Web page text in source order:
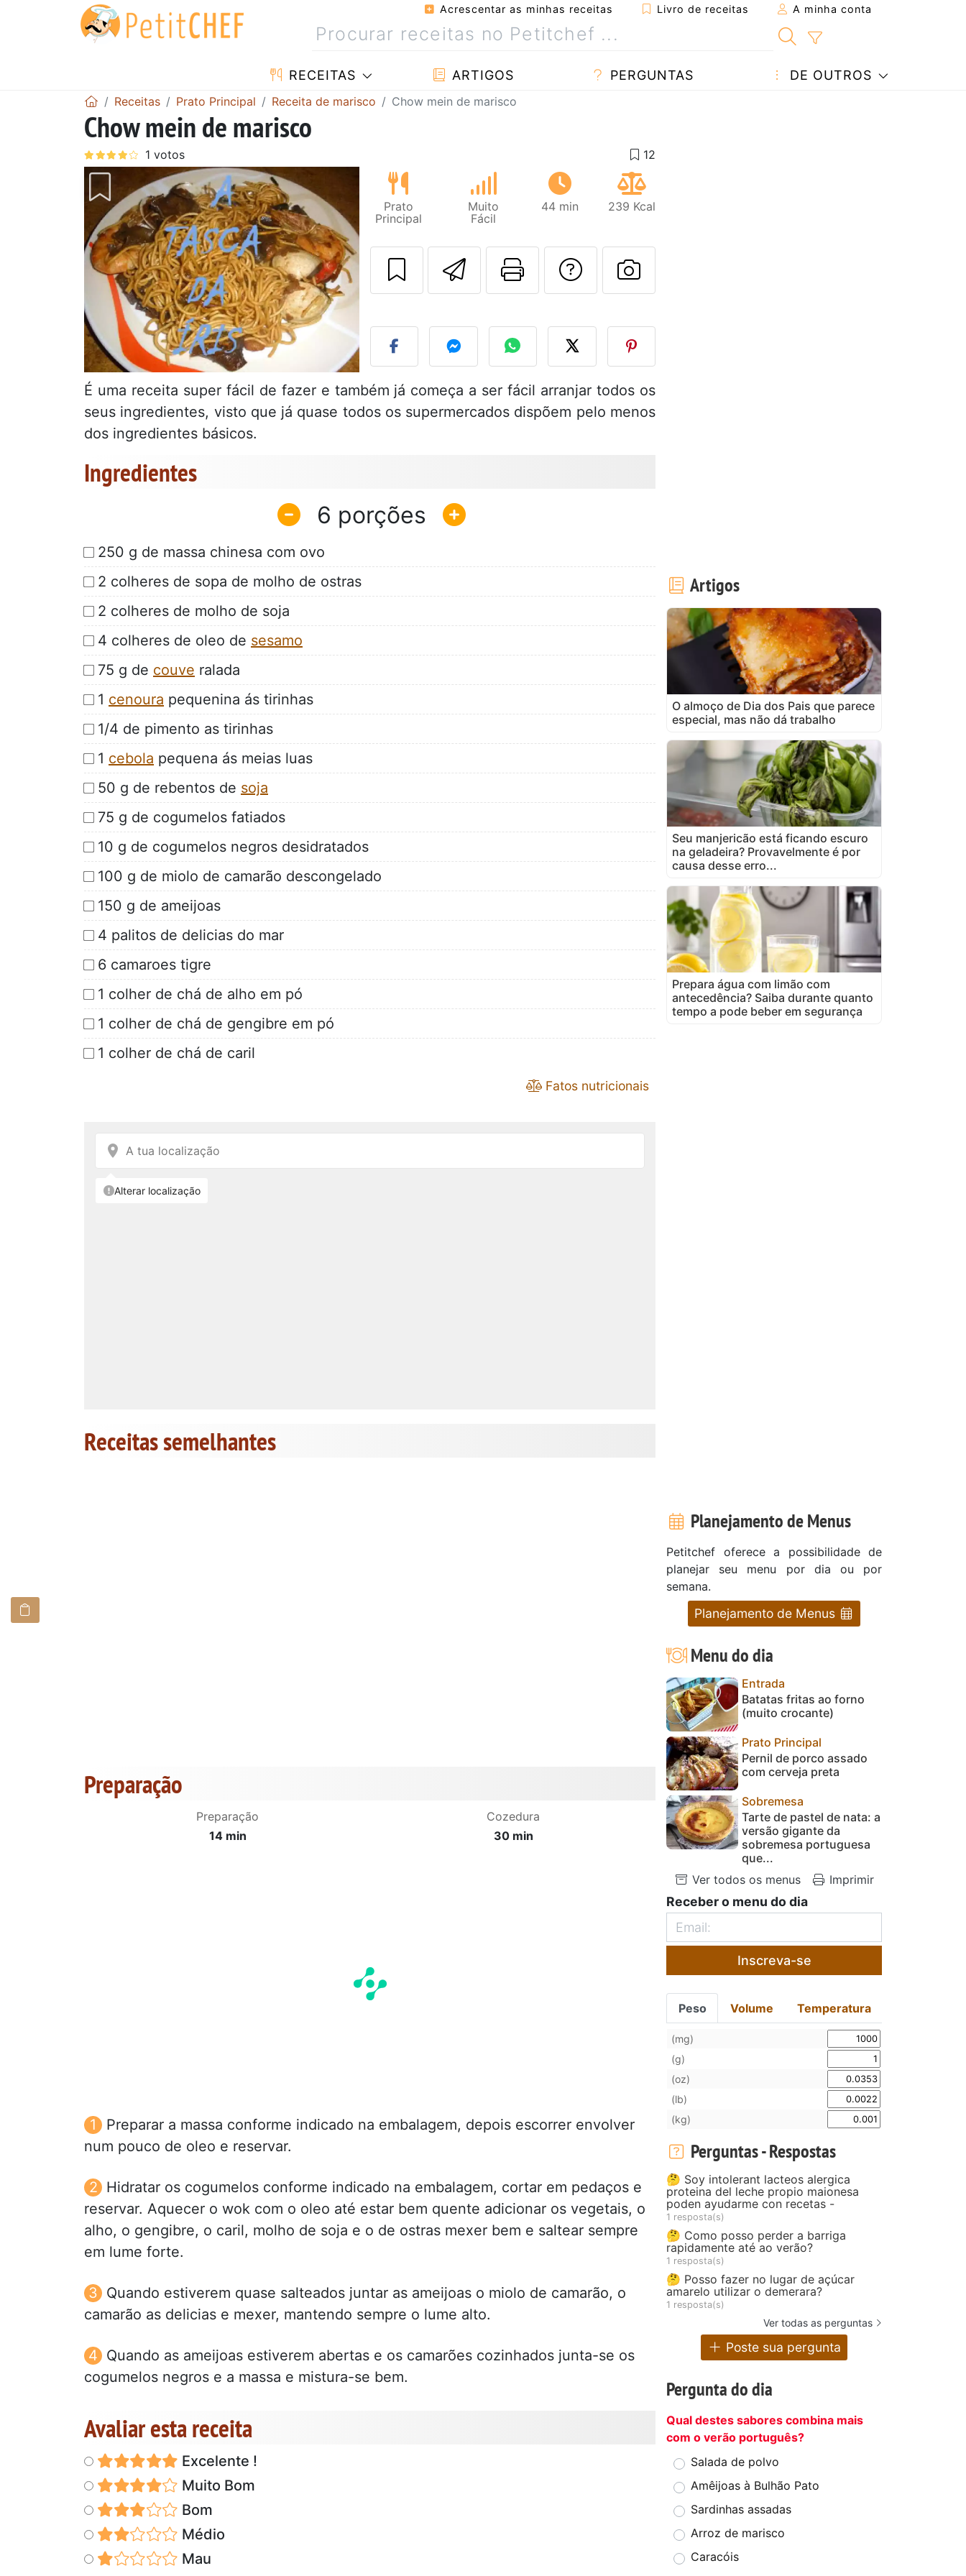
Acrescentar as minhas receitas Livro de receitas A minha conta
RECEITAS ARTIGOS PERGUNTAS DE OUTROS
Receitas Prato Principal Receita de marisco Chow mein de marisco
Chow mein de marisco
Prato
Principal
Muito
Fácil
44 min 239 Kcal
Enviar esta receita a um amigo
Imprima esta página
Falar com o autor da receita
Fez esta receita? Compartilhe
É uma receita super fácil de fazer e também já começa a ser fácil arranjar todos os
seus ingredientes, visto que já quase todos os supermercados dispõem pelo menos
dos ingredientes básicos.
Ingredientes
6
250 g de massa chinesa com ovo
2 colheres de sopa de molho de ostras
2 colheres de molho de soja
4 colheres de oleo de sesamo
75 g de couve ralada
1 cenoura pequenina ás tirinhas
1/4 de pimento as tirinhas
1 cebola pequena ás meias luas
50 g de rebentos de soja
75 g de cogumelos fatiados
10 g de cogumelos negros desidratados
100 g de miolo de camarão descongelado
150 g de ameijoas
4 palitos de delicias do mar
6 camaroes tigre
1 colher de chá de alho em pó
1 colher de chá de gengibre em pó
1 colher de chá de caril
Fatos nutricionais
Receitas semelhantes
Preparação
Preparação
14 min
Cozedura
30 min
Preparar a massa conforme indicado na embalagem, depois escorrer envolver
num pouco de oleo e reservar.
Hidratar os cogumelos conforme indicado na embalagem, cortar em pedaços e
reservar. Aquecer o wok com o oleo até estar bem quente adicionar os vegetais, o
alho, o gengibre, o caril, molho de soja e o de ostras mexer bem e saltear sempre
em lume forte.
Quando estiverem quase salteados juntar as ameijoas o miolo de camarão, o
camarão as delicias e mexer, mantendo sempre o lume alto.
Quando as ameijoas estiverem abertas e os camarões cozinhados junta-se os
cogumelos negros e a massa e mistura-se bem.
Avaliar esta receita
Excelente !
Muito Bom
Bom
Médio
Mau
Artigos
O almoço de Dia dos Pais que parece
especial, mas não dá trabalho
Seu manjericão está ficando escuro
na geladeira? Provavelmente é por
causa desse erro...
Prepara água com limão com
antecedência? Saiba durante quanto
tempo a pode beber em segurança
Planejamento de Menus
Petitchef oferece a possibilidade de
planejar seu menu por dia ou por
semana.
Planejamento de Menus
Menu do dia
Entrada
Batatas fritas ao forno
(muito crocante)
Prato Principal
Pernil de porco assado
com cerveja preta
Sobremesa
Tarte de pastel de nata: a
versão gigante da
sobremesa portuguesa
que...
Ver todos os menus
Imprimir
Receber o menu do dia
Inscreva-se
Peso Volume Temperatura
(mg)
(g)
(oz)
(lb)
(kg)
Perguntas - Respostas
🤔 Soy intolerant lacteos alergica
proteina del leche propio maionesa
poden ayudarme con recetas -
1 resposta(s)
🤔 Como posso perder a barriga
rapidamente até ao verão?
1 resposta(s)
🤔 Posso fazer no lugar de açúcar
amarelo utilizar o demerara?
1 resposta(s)
Ver todas as perguntas
Poste sua pergunta
Pergunta do dia
Qual destes sabores combina mais
com o verão português?
Salada de polvo
Amêijoas à Bulhão Pato
Sardinhas assadas
Arroz de marisco
Caracóis